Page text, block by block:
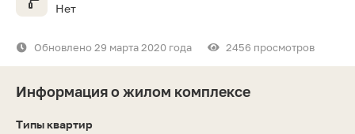
Нет
Обновлено 29 марта 2020 года 2456 просмотров
Информация о жилом комплексе
Типы квартир